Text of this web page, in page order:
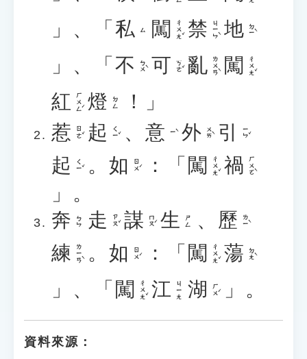
」、「 私 ㄙ 闖 ㄔㄨㄤˇ 禁 ㄐㄧㄣˋ 地 ㄉㄧˋ
」、「 不 ㄅㄨˋ 可 ㄎㄜˇ 亂 ㄌㄨㄢˋ 闖 ㄔㄨㄤˇ
紅 ㄏㄨㄥˊ 燈 ㄉㄥ
！」
惹 ㄖㄜˇ 起 ㄑㄧˇ 、 意 ㄧˋ 外 ㄨㄞˋ 引 ㄧㄣˇ
起 ㄑㄧˇ 。 如 ㄖㄨˊ ：「 闖 ㄔㄨㄤˇ 禍 ㄏㄨㄛˋ
」。
奔 ㄅㄣ 走 ㄗㄡˇ 謀 ㄇㄡˊ 生 ㄕㄥ 、 歷 ㄌㄧˋ
練 ㄌㄧㄢˋ 。 如 ㄖㄨˊ ：「 闖 ㄔㄨㄤˇ 蕩 ㄉㄤˋ
」、「 闖 ㄔㄨㄤˇ 江 ㄐㄧㄤ 湖 ㄏㄨˊ 」。
資料來源：